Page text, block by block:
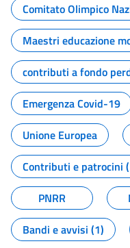
Comitato Olimpico
Maestri educazione
contributi a fondo
Emergenza Covid-19
Unione Europea
Contributi e patrocini
PNRR
Bandi e avvisi (1)